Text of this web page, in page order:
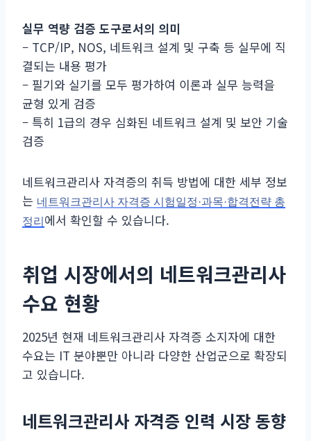
실무 역량 검증 도구로서의 의미
– TCP/IP, NOS, 네트워크 설계 및 구축 등 실무에 직
결되는 내용 평가
– 필기와 실기를 모두 평가하여 이론과 실무 능력을
균형 있게 검증
– 특히 1급의 경우 심화된 네트워크 설계 및 보안 기술
검증
네트워크관리사 자격증의 취득 방법에 대한 세부 정보
는 네트워크관리사 자격증 시험일정·과목·합격전략 총
정리 에서 확인할 수 있습니다.
취업 시장에서의 네트워크관리사
수요 현황
2025년 현재 네트워크관리사 자격증 소지자에 대한
수요는 IT 분야뿐만 아니라 다양한 산업군으로 확장되
고 있습니다.
네트워크관리사 자격증 인력 시장 동향